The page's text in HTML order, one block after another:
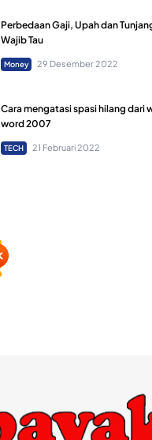
Perbedaan Gaji, Upah dan
Wajib Tau
Money 29 Desember 2022
Cara mengatasi spasi hilang dari
word 2007
TECH 21 Februari 2022